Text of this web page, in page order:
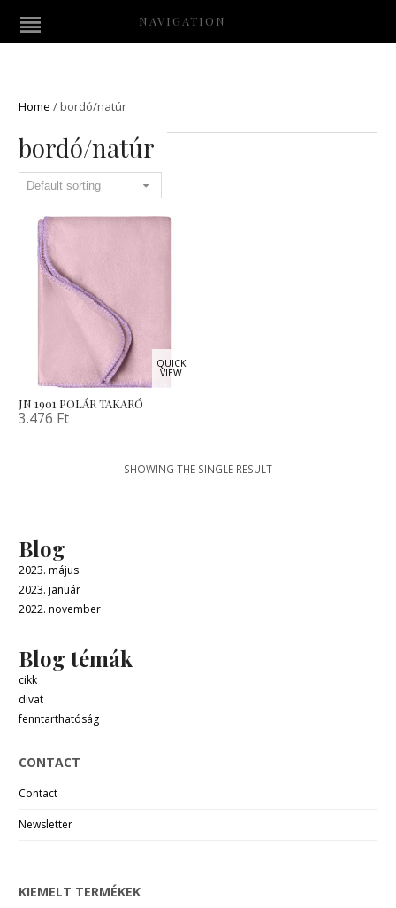
NAVIGATION
Home /bordó/natúr
bordó/natúr
QUICK
VIEW
JN 1901 POLÁR TAKARÓ
3.476 Ft
SHOWING THE SINGLE RESULT
Blog
2023. május
2023. január
2022. november
Blog témák
cikk
divat
fenntarthatóság
CONTACT
Contact
Newsletter
KIEMELT TERMÉKEK